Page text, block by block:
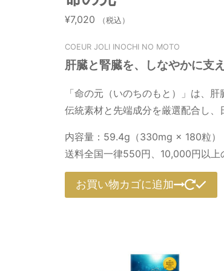
¥7,020 （税込）
COEUR JOLI INOCHI NO MOTO
肝臓と腎臓を、しなやかに支え
「命の元（いのちのもと）」は、
伝統素材と先端成分を厳選配合し、
内容量：59.4g（330mg × 180粒）
送料全国一律550円、10,000円以上
お買い物カゴに追加